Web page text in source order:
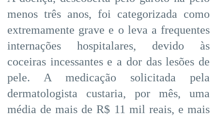
menos três anos, foi categorizada como
extremamente grave e o leva a frequentes
internações hospitalares, devido às
coceiras incessantes e a dor das lesões de
pele. A medicação solicitada pela
dermatologista custaria, por mês, uma
média de mais de R$ 11 mil reais, e mais